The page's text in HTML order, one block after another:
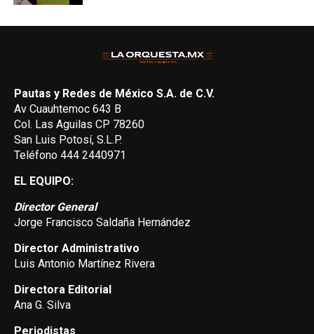
Pautas y Redes de México S.A. de C.V.
Av Cuauhtemoc 643 B
Col. Las Aguilas CP 78260
San Luis Potosí, S.L.P.
Teléfono 444 2440971
EL EQUIPO:
Director General
Jorge Francisco Saldaña Hernández
Director Administrativo
Luis Antonio Martínez Rivera
Directora Editorial
Ana G. Silva
Periodistas